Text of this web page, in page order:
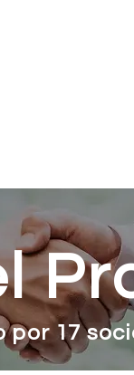
por 17